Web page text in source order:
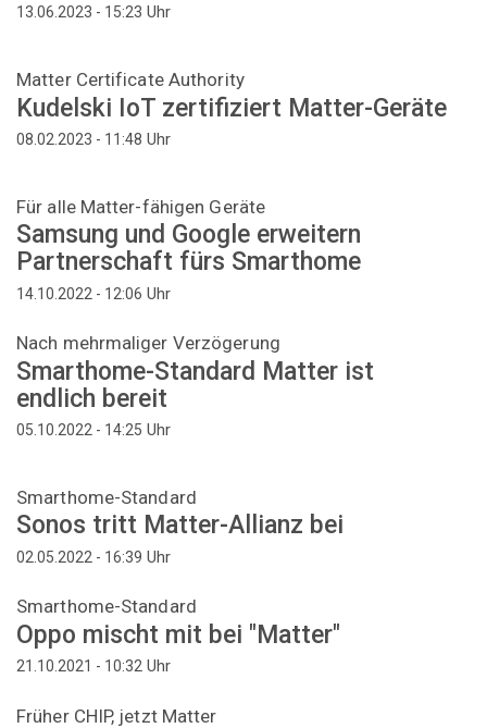
13.06.2023 - 15:23 Uhr
Matter Certificate Authority
Kudelski IoT zertifiziert Matter-Geräte
08.02.2023 - 11:48 Uhr
Für alle Matter-fähigen Geräte
Samsung und Google erweitern
Partnerschaft fürs Smarthome
14.10.2022 - 12:06 Uhr
Nach mehrmaliger Verzögerung
Smarthome-Standard Matter ist
endlich bereit
05.10.2022 - 14:25 Uhr
Smarthome-Standard
Sonos tritt Matter-Allianz bei
02.05.2022 - 16:39 Uhr
Smarthome-Standard
Oppo mischt mit bei "Matter"
21.10.2021 - 10:32 Uhr
Früher CHIP, jetzt Matter